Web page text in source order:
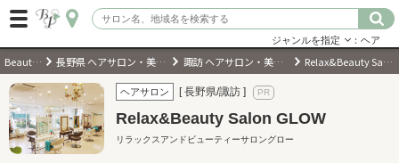
ログイン
会員登録（無料）
ジャンルを指定 ：ヘア
BeautyPark 長野県 ヘアサロン・美容室・美容院 諏訪 ヘアサロン・美容室・美容院 Relax&Beauty Salon GLOW
ヘアサロン [ 長野県/諏訪 ]
Relax&Beauty Salon GLOW
リラックスアンドビューティーサロングロー